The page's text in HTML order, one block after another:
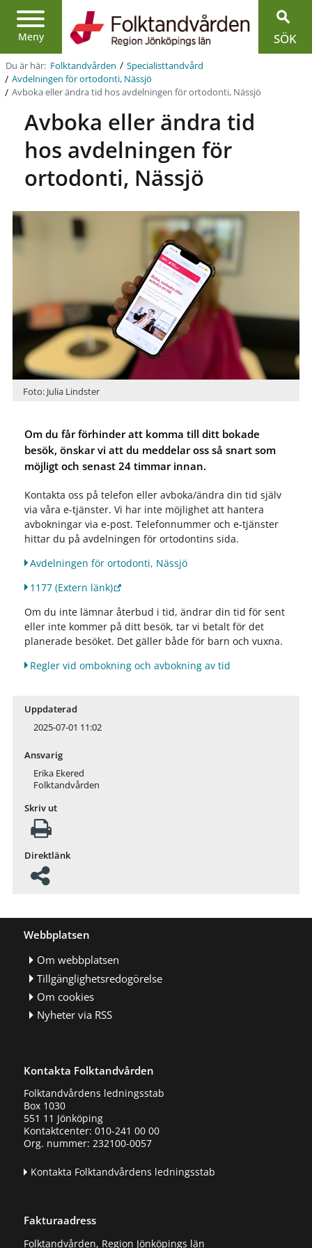
Meny
Region
Jönköpings
län
SÖK
Du är här: Folktandvården / Specialist­tandvård
/ Avdelningen för ortodonti, Nässjö
/ Avboka eller ändra tid hos avdelningen för ortodonti, Nässjö
Avboka eller ändra tid
hos avdelningen för
ortodonti, Nässjö
Foto: Julia Lindster
Om du får förhinder att komma till ditt bokade
besök, önskar vi att du meddelar oss så snart som
möjligt och senast 24 timmar innan.
Kontakta oss på telefon eller avboka/ändra din tid själv
via våra e-tjänster. Vi har inte möjlighet att hantera
avbokningar via e-post. Telefonnummer och e-tjänster
hittar du på avdelningen för ortodontins sida.
Avdelningen för ortodonti, Nässjö
1177(Extern länk)
Om du inte lämnar återbud i tid, ändrar din tid för sent
eller inte kommer på ditt besök, tar vi betalt för det
planerade besöket. Det gäller både för barn och vuxna.
Regler vid ombokning och avbokning av tid
Uppdaterad
2025-07-01 11:02
Ansvarig
Erika Ekered
Folktandvården
Skriv ut
Direktlänk
Webbplatsen
Om webbplatsen
Tillgänglighetsredogörelse
Om cookies
Nyheter via RSS
Kontakta Folktandvården
Folktandvårdens ledningsstab
Box 1030
551 11 Jönköping
Kontaktcenter: 010-241 00 00
Org. nummer: 232100-0057
Kontakta Folktandvårdens ledningsstab
Fakturaadress
Folktandvården, Region Jönköpings län